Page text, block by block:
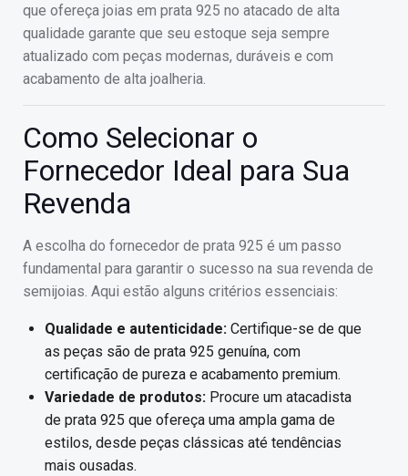
que ofereça joias em prata 925 no atacado de alta
qualidade garante que seu estoque seja sempre
atualizado com peças modernas, duráveis e com
acabamento de alta joalheria.
Como Selecionar o
Fornecedor Ideal para Sua
Revenda
A escolha do fornecedor de prata 925 é um passo
fundamental para garantir o sucesso na sua revenda de
semijoias. Aqui estão alguns critérios essenciais:
Qualidade e autenticidade: Certifique-se de que
as peças são de prata 925 genuína, com
certificação de pureza e acabamento premium.
Variedade de produtos: Procure um atacadista
de prata 925 que ofereça uma ampla gama de
estilos, desde peças clássicas até tendências
mais ousadas.